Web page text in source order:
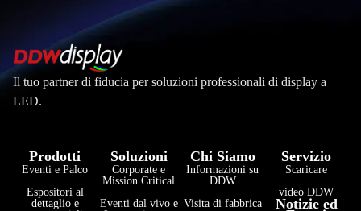
Il tuo partner di fiducia per soluzioni professionali di display a
LED.
Prodotti
Eventi e Palco
Espositori al
dettaglio e
Soluzioni
Corporate e
Mission Critical
Eventi dal vivo e
Chi Siamo
Informazioni su
DDW
Visita di fabbrica
Servizio
Scaricare
video DDW
Notizie ed فارسی